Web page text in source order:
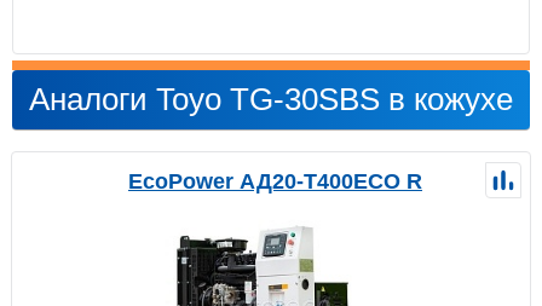
Аналоги Toyo TG-30SBS в кожухе
EcoPower АД20-T400ECO R